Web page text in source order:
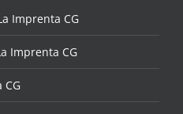
Imprenta CG
Imprenta CG
CG